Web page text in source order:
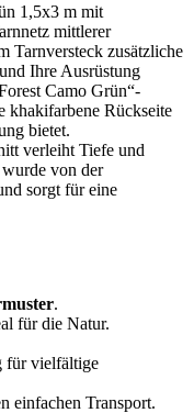
1,5x3 m​ mit
mittlerer
Tarnversteck zusätzliche
Ihre Ausrüstung
Camo Grün“-
khakifarbene Rückseite
bietet.
verleiht Tiefe und
von der
sorgt für eine
.
für die Natur.
für vielfältige
einfachen Transport.